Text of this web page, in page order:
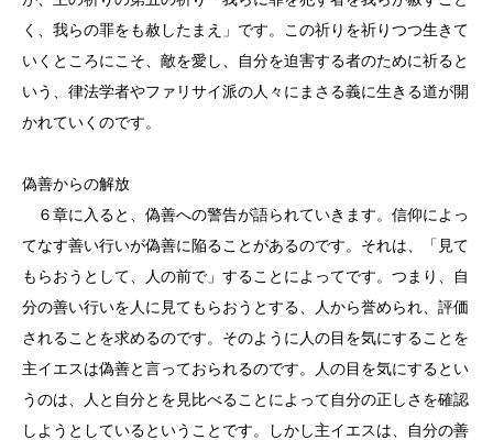
く、我らの罪をも赦したまえ」です。この祈りを祈りつつ生きて
いくところにこそ、敵を愛し、自分を迫害する者のために祈ると
いう、律法学者やファリサイ派の人々にまさる義に生きる道が開
かれていくのです。
偽善からの解放
６章に入ると、偽善への警告が語られていきます。信仰によっ
てなす善い行いが偽善に陥ることがあるのです。それは、「見て
もらおうとして、人の前で」することによってです。つまり、自
分の善い行いを人に見てもらおうとする、人から誉められ、評価
されることを求めるのです。そのように人の目を気にすることを
主イエスは偽善と言っておられるのです。人の目を気にするとい
うのは、人と自分とを見比べることによって自分の正しさを確認
しようとしているということです。しかし主イエスは、自分の善